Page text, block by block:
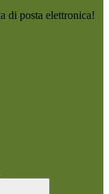
di posta elettronica!